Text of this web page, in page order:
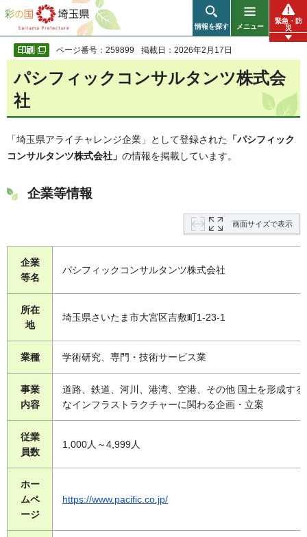
彩の国 埼玉県
情報を探す メニュー
緊急・防
災
ページ番号：259899 掲載日：2026年2月17日
パシフィックコンサルタンツ株式会
社
「埼玉県アライチャレンジ企業」として登録された 「パシフィック
コンサルタンツ株式会社」 の情報を掲載しています。
企業等情報
画面サイズで表示
企業
等名
パシフィックコンサルタンツ株式会社
所在
地
埼玉県さいたま市大宮区吉敷町1-23-1
業種 学術研究、専門・技術サービス業
事業
内容
道路、鉄道、河川、港湾、空港、その他 国土を形成する
なインフラストラクチャーに関わる企画・立案
従業
員数
1,000人～4,999人
ホー
ムペ
ージ
https://www.pacific.co.jp/